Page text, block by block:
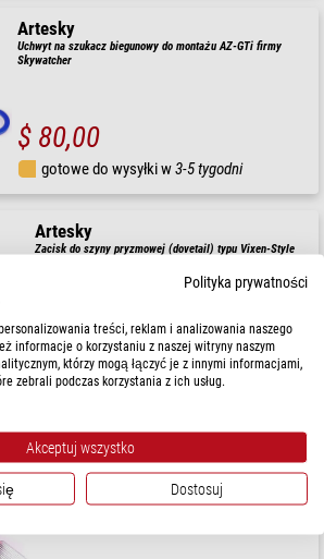
Artesky
Uchwyt na szukacz biegunowy do montażu AZ-GTi firmy
Skywatcher
$ 80,00
gotowe do wysyłki w3-5 tygodni
Artesky
Zacisk do szyny pryzmowej (dovetail) typu Vixen-Style
$ 44,90
gotowe do wysyłki w 3-5 tygodni
Artesky
Zacisk do szyny pryzmowej (dovetail) typu Vixen-Style
Polityka prywatności
treści, reklam i analizowania naszego
informacje o korzystaniu z naszej witryny naszym
którzy mogą łączyć je z innymi informacjami,
zebrali podczas korzystania z ich usług.
Akceptuj wszystko
Dostosuj